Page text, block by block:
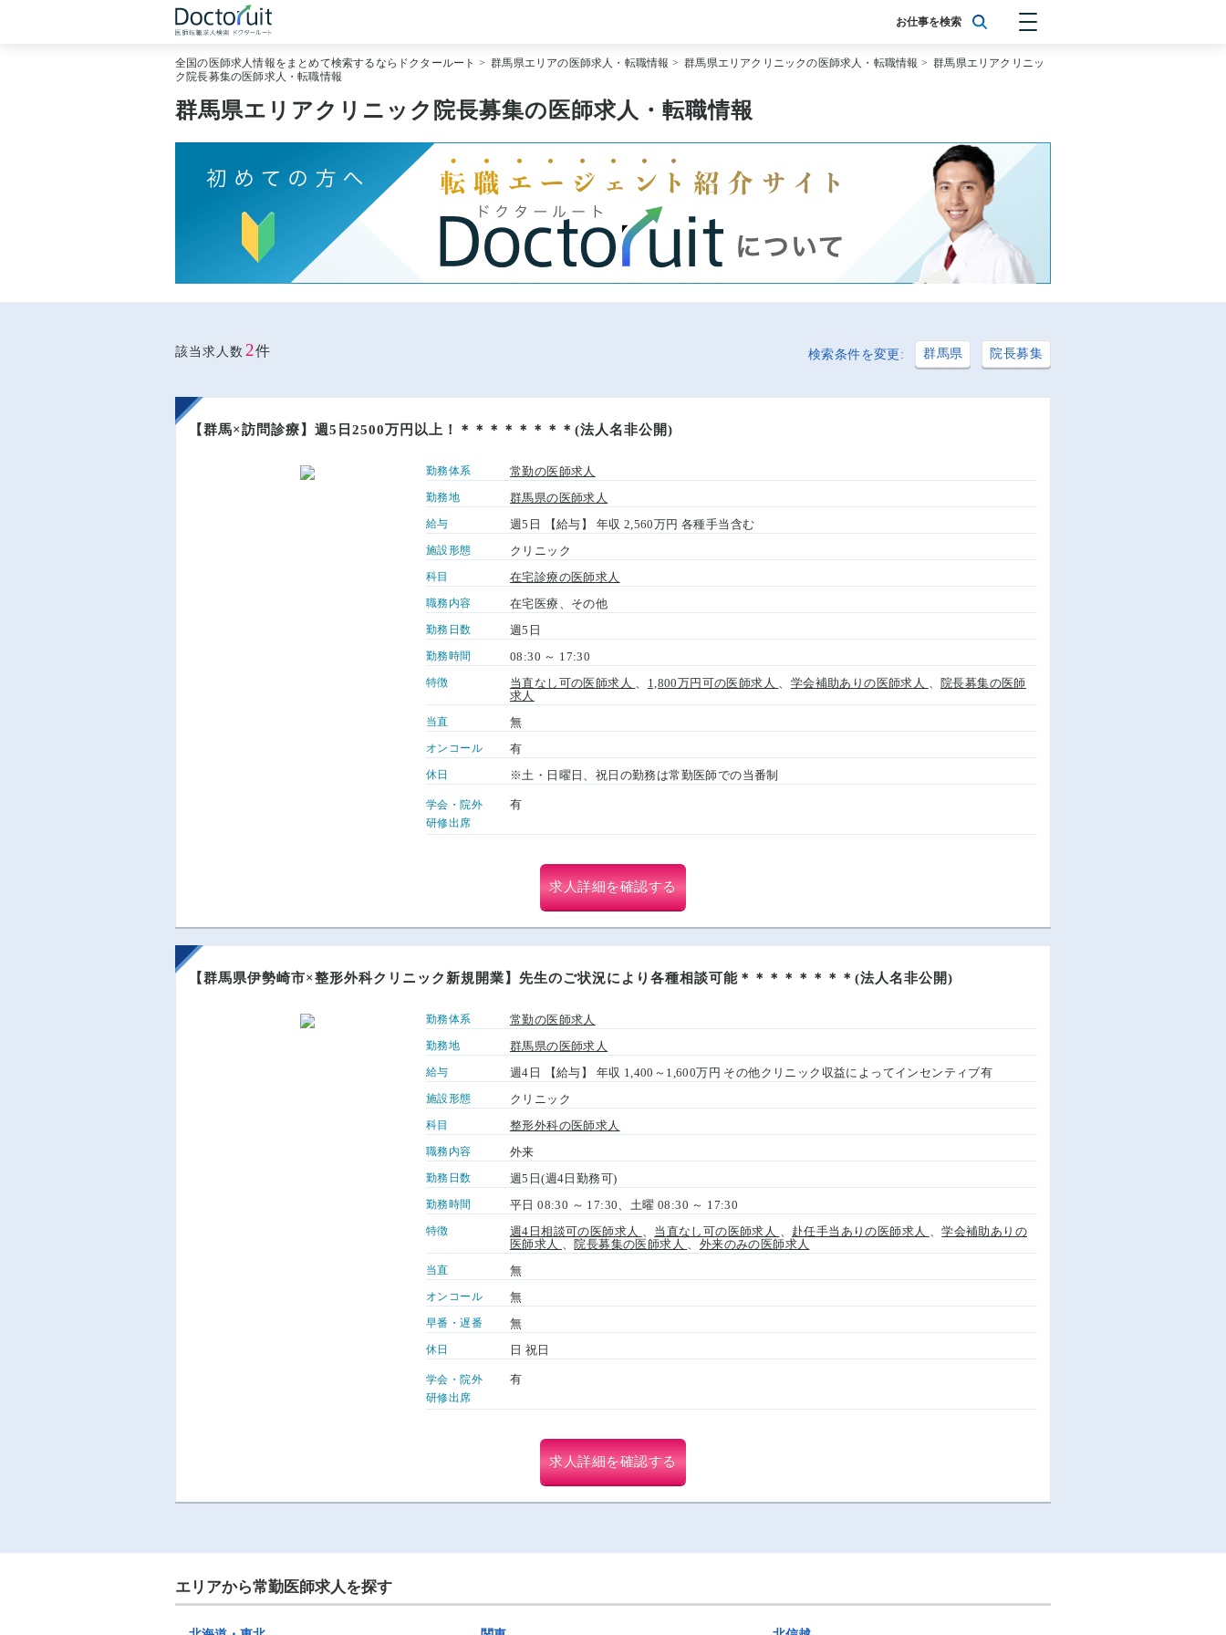
お仕事を検索
[常勤] 科目から探す
[非常勤] 科目から探す
[非常勤] 特徴から探す
運営者情報
プライバシーポリシー
全国の医師求人情報をまとめて検索するならドクタールート >群馬県エリアの医師求人・転職情報 >群馬県エリアクリニックの医師求人・転職情報 >群馬県エリアクリニッ
ク院長募集の医師求人・転職情報
群馬県エリアクリニック院長募集の医師求人・転職情報
該当求人数 2件 検索条件を変更: 群馬県 院長募集
【群馬×訪問診療】週5日2500万円以上！＊＊＊＊＊＊＊＊(法人名非公開)
勤務体系 常勤の医師求人
勤務地 群馬県の医師求人
給与 週5日 【給与】 年収 2,560万円 各種手当含む
施設形態 クリニック
科目 在宅診療の医師求人
職務内容 在宅医療、その他
勤務日数 週5日
勤務時間 08:30 ～ 17:30
特徴 当直なし可の医師求人 、 1,800万円可の医師求人 、 学会補助ありの医師求人 、 院長募集の医師
求人
当直 無
オンコール 有
休日 ※土・日曜日、祝日の勤務は常勤医師での当番制
学会・院外
研修出席
有
求人詳細を確認する
【群馬県伊勢崎市×整形外科クリニック新規開業】先生のご状況により各種相談可能＊＊＊＊＊＊＊＊(法人名非公開)
勤務体系 常勤の医師求人
勤務地 群馬県の医師求人
給与 週4日 【給与】 年収 1,400～1,600万円 その他クリニック収益によってインセンティブ有
施設形態 クリニック
科目 整形外科の医師求人
職務内容 外来
勤務日数 週5日(週4日勤務可)
勤務時間 平日 08:30 ～ 17:30、土曜 08:30 ～ 17:30
特徴 週4日相談可の医師求人 、 当直なし可の医師求人 、 赴任手当ありの医師求人 、学会補助ありの
医師求人 、 院長募集の医師求人 、 外来のみの医師求人
当直 無
オンコール 無
早番・遅番 無
休日 日 祝日
学会・院外
研修出席
有
求人詳細を確認する
エリアから常勤医師求人を探す